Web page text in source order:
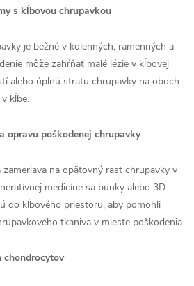
s kĺbovou chrupavkou
je bežné v kolenných, ramenných a
môže zahŕňať malé lézie v kĺbovej
alebo úplnú stratu chrupavky na oboch
kĺbe.
opravu poškodenej chrupavky
zameriava na opätovný rast chrupavky v
medicíne sa bunky alebo 3D-
do kĺbového priestoru, aby pomohli
tkaniva v mieste poškodenia.
chondrocytov